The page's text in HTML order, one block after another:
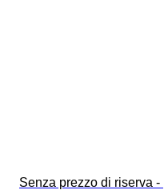
Senza prezzo di riserva -